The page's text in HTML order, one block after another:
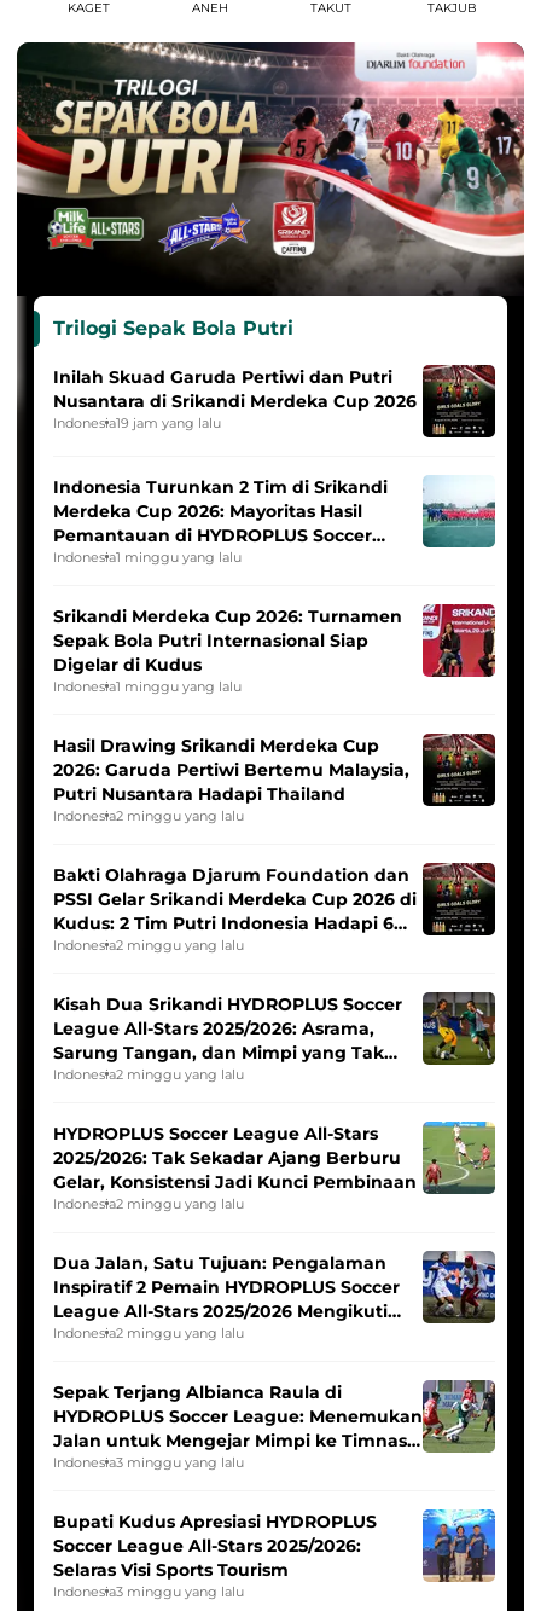
KAGET ANEH TAKUT TAKJUB
Trilogi Sepak Bola Putri
Inilah Skuad Garuda Pertiwi dan Putri
Nusantara di Srikandi Merdeka Cup 2026
Indonesia19 jam yang lalu
Indonesia Turunkan 2 Tim di Srikandi
Merdeka Cup 2026: Mayoritas Hasil
Pemantauan di HYDROPLUS Soccer
League
Indonesia1 minggu yang lalu
Srikandi Merdeka Cup 2026: Turnamen
Sepak Bola Putri Internasional Siap
Digelar di Kudus
Indonesia1 minggu yang lalu
Hasil Drawing Srikandi Merdeka Cup
2026: Garuda Pertiwi Bertemu Malaysia,
Putri Nusantara Hadapi Thailand
Indonesia2 minggu yang lalu
Bakti Olahraga Djarum Foundation dan
PSSI Gelar Srikandi Merdeka Cup 2026 di
Kudus: 2 Tim Putri Indonesia Hadapi 6
Tim Asia
Indonesia2 minggu yang lalu
Kisah Dua Srikandi HYDROPLUS Soccer
League All-Stars 2025/2026: Asrama,
Sarung Tangan, dan Mimpi yang Tak
Pernah Padam
Indonesia2 minggu yang lalu
HYDROPLUS Soccer League All-Stars
2025/2026: Tak Sekadar Ajang Berburu
Gelar, Konsistensi Jadi Kunci Pembinaan
Indonesia2 minggu yang lalu
Dua Jalan, Satu Tujuan: Pengalaman
Inspiratif 2 Pemain HYDROPLUS Soccer
League All-Stars 2025/2026 Mengikuti
Seleksi Timnas Indonesia Putri
Indonesia2 minggu yang lalu
Sepak Terjang Albianca Raula di
HYDROPLUS Soccer League: Menemukan
Jalan untuk Mengejar Mimpi ke Timnas
Indonesia Putri
Indonesia3 minggu yang lalu
Bupati Kudus Apresiasi HYDROPLUS
Soccer League All-Stars 2025/2026:
Selaras Visi Sports Tourism
Indonesia3 minggu yang lalu